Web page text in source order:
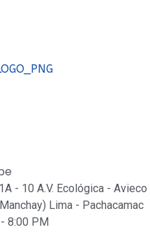
- 10 A.V. Ecológica - Avieco
Lima - Pachacamac
8:00 PM